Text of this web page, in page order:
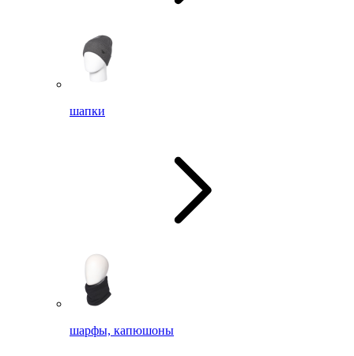
шапки
шарфы, капюшоны